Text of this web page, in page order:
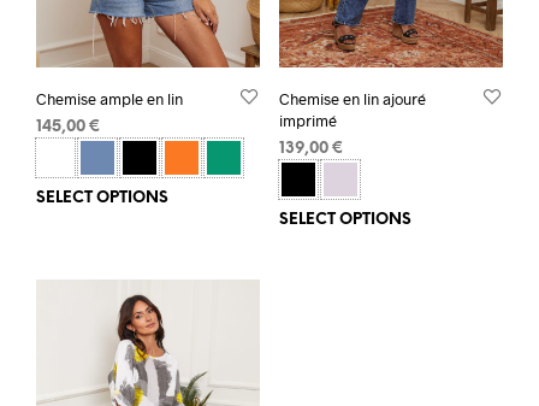
Chemise ample en lin
145,00 €
SELECT OPTIONS
Chemise en lin ajouré
imprimé
139,00 €
SELECT OPTIONS